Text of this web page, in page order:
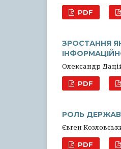
PDF
ЗРОСТАННЯ
Олександр
PDF
РОЛЬ
Євген
PDF